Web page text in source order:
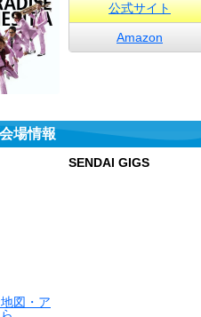
公式サイト
Amazon
場情報
図・ア
SENDAI GIGS